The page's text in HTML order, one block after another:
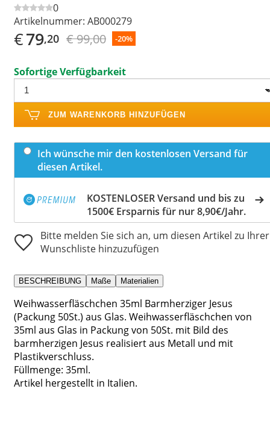
0
Artikelnummer: AB000279
€79,20 € 99,00 -20%
Sofortige Verfügbarkeit
ZUM WARENKORB HINZUFÜGEN
Ich wünsche mir den kostenlosen Versand für
diesen Artikel.
KOSTENLOSER Versand und bis zu
1500€ Ersparnis für nur 8,90€/Jahr.
Bitte melden Sie sich an, um diesen Artikel zu Ihrer
Wunschliste hinzuzufügen
BESCHREIBUNG Maße Materialien
Weihwasserfläschchen 35ml Barmherziger Jesus
(Packung 50St.) aus Glas. Weihwasserfläschchen von
35ml aus Glas in Packung von 50St. mit Bild des
barmherzigen Jesus realisiert aus Metall und mit
Plastikverschluss.
Füllmenge: 35ml.
Artikel hergestellt in Italien.